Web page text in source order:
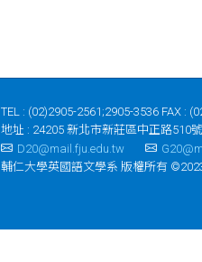
TEL : (02)2905-2561;2905-3536 FAX :
地址 : 24205 新北市新莊區中正路510號
D20@mail.fju.edu.tw
輔仁大學英國語文學系 版權所有